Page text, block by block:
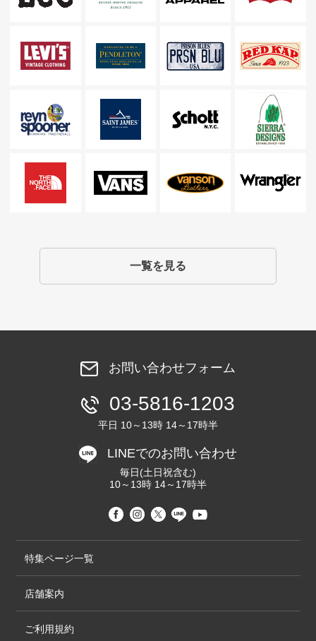
一覧を見る
お問い合わせフォーム
03-5816-1203
平日 10～13時 14～17時半
LINEでのお問い合わせ
毎日(土日祝含む)
10～13時 14～17時半
特集ページ一覧
店舗案内
ご利用規約